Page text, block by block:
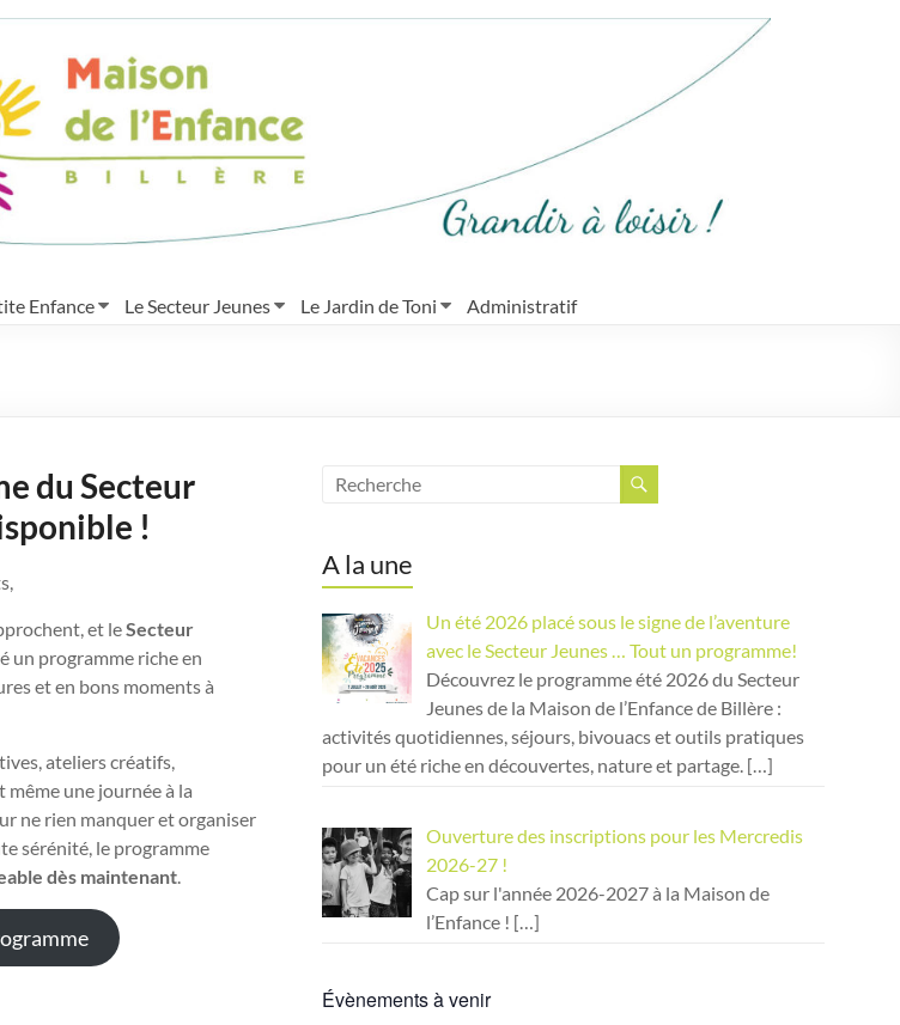
Enfance Le Secteur Jeunes Le Jardin de Toni Administratif
du Secteur
!
et leSecteur
un programme riche en
et en bons moments à
ateliers créatifs,
une journée à la
ne rien manquer et organiser
sérénité, le programme
dès maintenant
A la une
Un été 2026 placé sous le signe de l’aventure
avec le Secteur Jeunes … Tout un programme!
Découvrez le programme été 2026 du Secteur
Jeunes de la Maison de l’Enfance de Billère :
activités quotidiennes, séjours, bivouacs et outils pratiques
pour un été riche en découvertes, nature et partage. […]
Ouverture des inscriptions pour les Mercredis
2026-27 !
Cap sur l'année 2026-2027 à la Maison de
l’Enfance ! […]
Évènements à venir